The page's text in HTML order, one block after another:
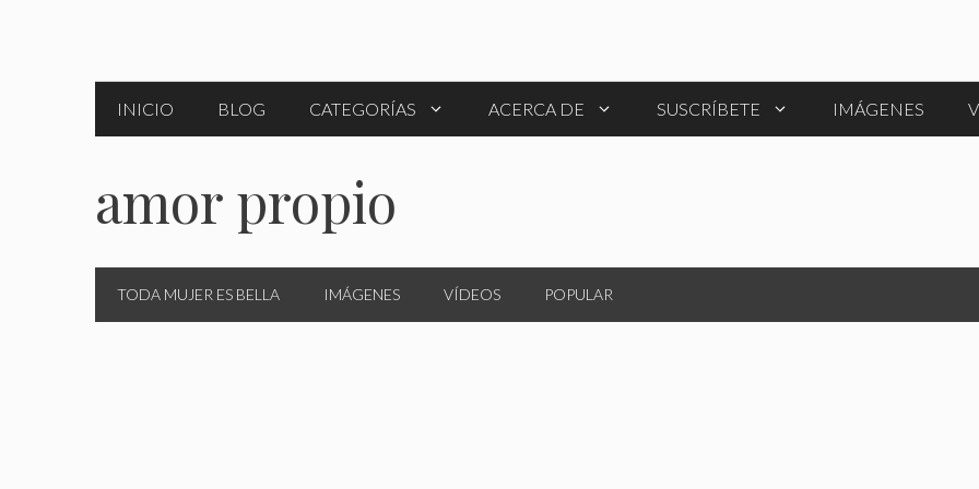
INICIO BLOG CATEGORÍAS ACERCA DE SUSCRÍBETE IMÁGENES
amor propio
TODA MUJER ES BELLA IMÁGENES VÍDEOS POPULAR